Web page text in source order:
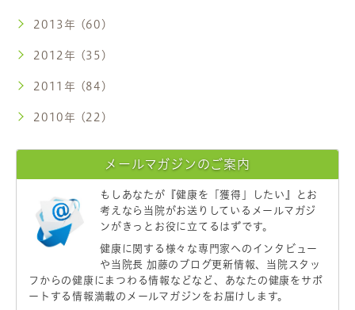
2013年 (60)
2012年 (35)
2011年 (84)
2010年 (22)
メールマガジンのご案内
もしあなたが 『健康を「獲得」したい』
とお
考えなら当院がお送りしているメールマガジ
ンがきっとお役に立てるはずです。
健康に関する様々な専門家へのインタビュー
や当院長 加藤のブログ更新情報、当院スタッ
フからの健康にまつわる情報などなど、あなたの健康をサポ
ートする情報満載のメールマガジンをお届けします。